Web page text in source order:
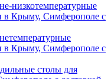
низкотемпературные
в Крыму, Симферополе с
в Крыму, Симферополе с
столы для